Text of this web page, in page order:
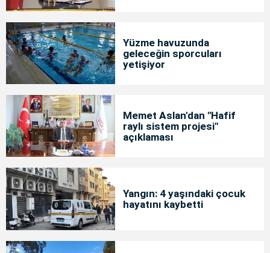
Yüzme havuzunda
geleceğin sporcuları
yetişiyor
Memet Aslan'dan "Hafif
raylı sistem projesi"
açıklaması
Yangın: 4 yaşındaki çocuk
hayatını kaybetti